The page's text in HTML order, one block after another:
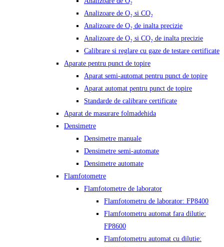
Analizoare de O₂ si CO₂
Analizoare de O₂ de inalta precizie
Analizoare de O₂ si CO₂ de inalta precizie
Calibrare si reglare cu gaze de testare certificate
Aparate pentru punct de topire
Aparat semi-automat pentru punct de topire
Aparat automat pentru punct de topire
Standarde de calibrare certificate
Aparat de masurare folmadehida
Densimetre
Densimetre manuale
Densimetre semi-automate
Densimetre automate
Flamfotometre
Flamfotometre de laborator
Flamfotometru de laborator: FP8400
Flamfotometru automat fara dilutie:
FP8600
Flamfotometru automat cu dilutie: